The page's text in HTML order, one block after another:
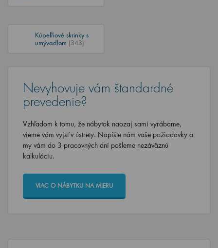
Kúpeľňové skrinky s
umývadlom (343)
Nevyhovuje vám štandardné
prevedenie?
Vzhľadom k tomu, že nábytok naozaj sami vyrábame,
vieme vám vyjsť v ústrety. Napíšte nám vaše požiadavky a
my vám do 3 pracovných dní pošleme nezáväznú
kalkuláciu.
VIAC O NÁBYTKU NA MIERU